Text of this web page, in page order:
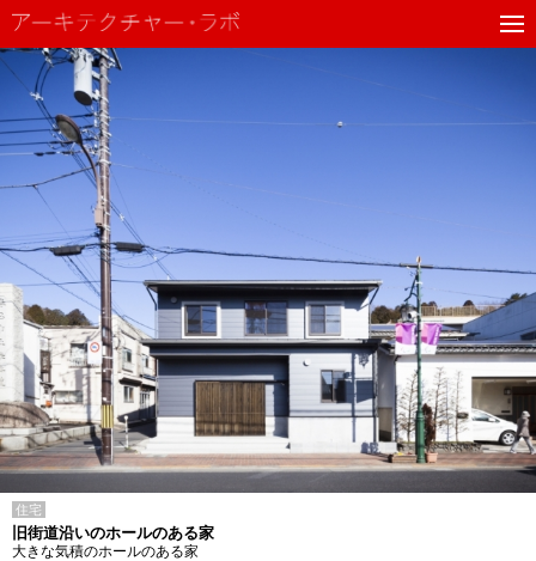
住宅
旧街道沿いのホールのある家
大きな気積のホールのある家